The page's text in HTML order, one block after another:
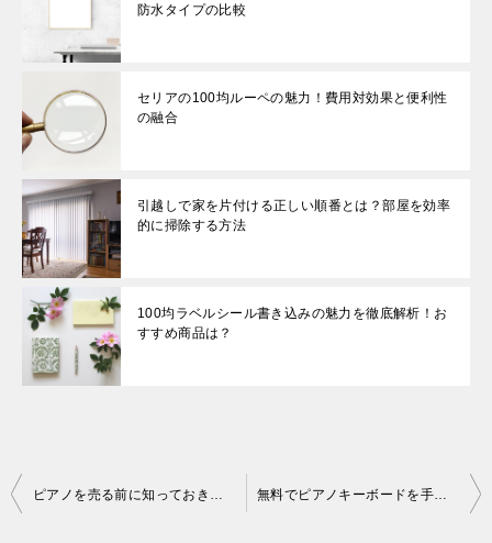
防水タイプの比較
セリアの100均ルーペの魅力！費用対効果と便利性
の融合
引越しで家を片付ける正しい順番とは？部屋を効率
的に掃除する方法
100均ラベルシール書き込みの魅力を徹底解析！お
すすめ商品は？
投
ピアノを売る前に知っておきたいポイント！注意点から相場まで詳しく解説 無料でピアノキーボードを手に入れる方法！音楽旅を始める最初のステップ